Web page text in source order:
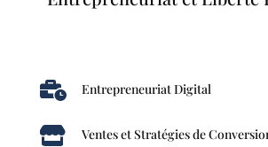
 Entrepreneuriat Digital
 Ventes et Stratégies de